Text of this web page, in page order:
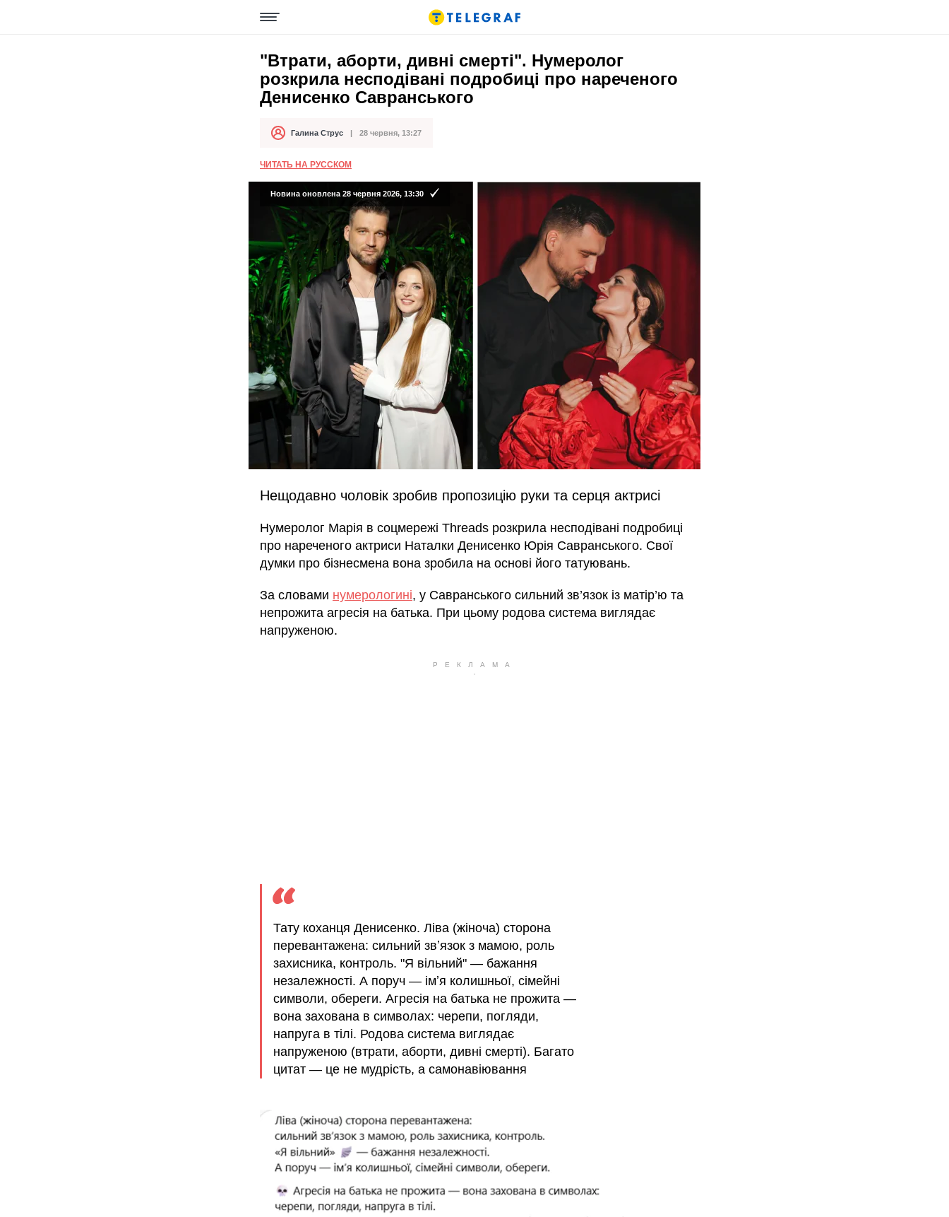
"Втрати, аборти, дивні смерті". Нумеролог
розкрила несподівані подробиці про нареченого
Денисенко Савранського
АвторГалина Струс
Дата публікації 28 червня, 13:27
ЧИТАТЬ НА РУССКОМ
Новина оновлена 28 червня 2026, 13:30
Нещодавно чоловік зробив пропозицію руки та серця актрисі
Нумеролог Марія в соцмережі Threads розкрила несподівані подробиці
про нареченого актриси Наталки Денисенко Юрія Савранського. Свої
думки про бізнесмена вона зробила на основі його татуювань.
За словами нумерологині, у Савранського сильний зв’язок із матір’ю та
непрожита агресія на батька. При цьому родова система виглядає
напруженою.
Тату коханця Денисенко. Ліва (жіноча) сторона
перевантажена: сильний звʼязок з мамою, роль
захисника, контроль. "Я вільний" — бажання
незалежності. А поруч — імʼя колишньої, сімейні
символи, обереги. Агресія на батька не прожита —
вона захована в символах: черепи, погляди,
напруга в тілі. Родова система виглядає
напруженою (втрати, аборти, дивні смерті). Багато
цитат — це не мудрість, а самонавіювання